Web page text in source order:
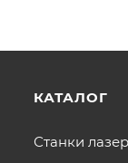
КАТАЛОГ
Станки